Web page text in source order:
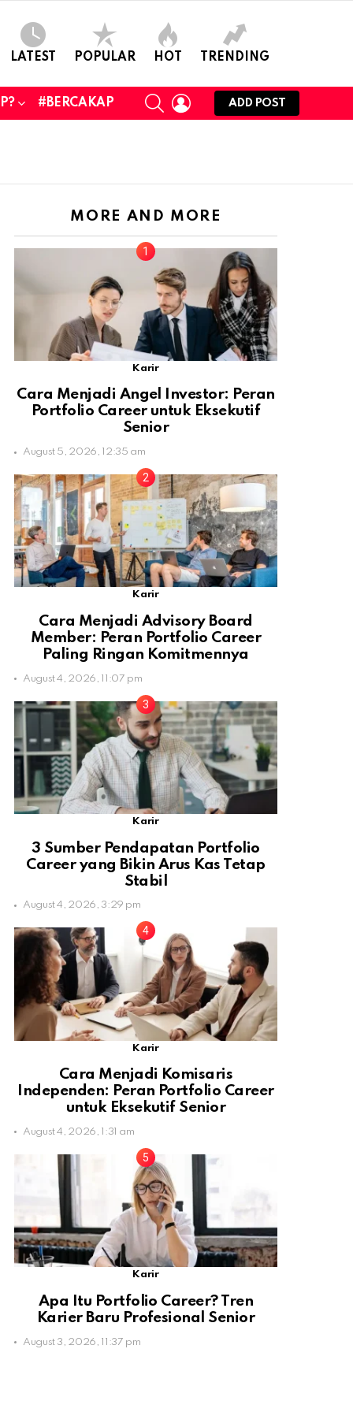
LATEST POPULAR HOT TRENDING
#BERCAKAP
SEARCHLOGIN
ADD POST
MORE AND MORE
Karir
Cara Menjadi Angel Investor: Peran
Portfolio Career untuk Eksekutif
Senior
August 5, 2026, 12:35 am
Karir
Cara Menjadi Advisory Board
Member: Peran Portfolio Career
Paling Ringan Komitmennya
August 4, 2026, 11:07 pm
Karir
3 Sumber Pendapatan Portfolio
Career yang Bikin Arus Kas Tetap
Stabil
August 4, 2026, 3:29 pm
Karir
Cara Menjadi Komisaris
Independen: Peran Portfolio Career
untuk Eksekutif Senior
August 4, 2026, 1:31 am
Karir
Apa Itu Portfolio Career? Tren
Karier Baru Profesional Senior
August 3, 2026, 11:37 pm